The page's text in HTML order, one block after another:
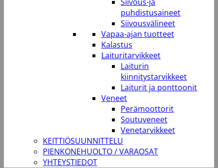
puhdistusaineet
Siivousvälineet
Vapaa-ajan tuotteet
Kalastus
Laituritarvikkeet
Laiturin
kiinnitystarvikkeet
Laiturit ja ponttoonit
Veneet
Perämoottorit
Soutuveneet
Venetarvikkeet
KEITTIÖSUUNNITTELU
PIENKONEHUOLTO / VARAOSAT
YHTEYSTIEDOT